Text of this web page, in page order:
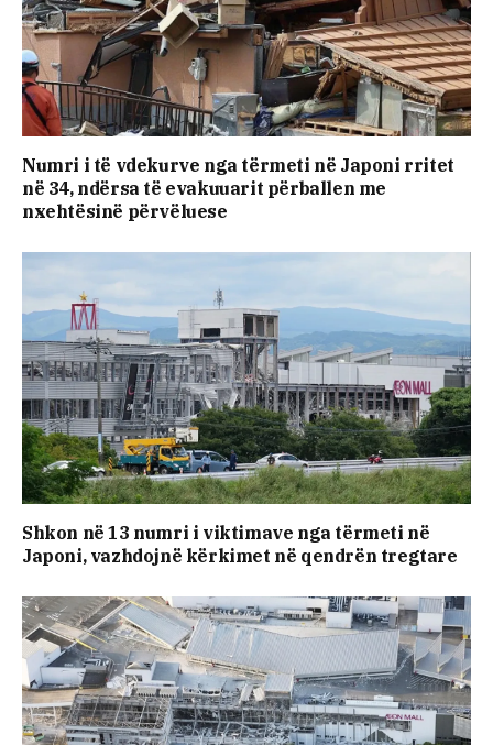
Numri i të vdekurve nga tërmeti në Japoni rritet
në 34, ndërsa të evakuuarit përballen me
nxehtësinë përvëluese
Shkon në 13 numri i viktimave nga tërmeti në
Japoni, vazhdojnë kërkimet në qendrën tregtare